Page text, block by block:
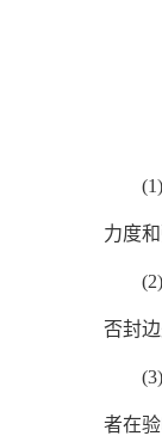
(1)看
力度
(2)看
否封
(3)环
者在